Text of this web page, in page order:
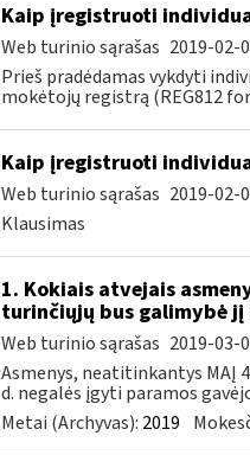
Kaip įregistruoti
Web turinio sąrašas 2019-02-
Prieš pradėdamas vykdyti
mokėtojų registrą (REG812
Kaip įregistruoti
Web turinio sąrašas 2019-02-
Klausimas
1. Kokiais atvejais
turinčiųjų bus galimybė
Web turinio sąrašas 2019-03-
Asmenys, neatitinkantys
d. negalės įgyti paramos
Metai (Archyvas): 2019